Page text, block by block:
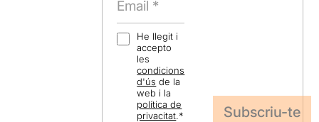
He llegit i
accepto
les
condicions
d'ús de la
web i la
política de
privacitat.*